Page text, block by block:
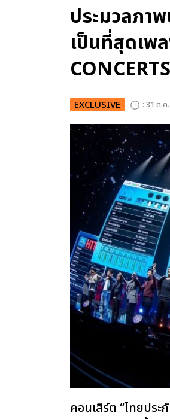
ประมวลภา
เป็นที่สุดเพ
EXCLUSIVE : 31 ต.ค
คอนเสิร์ต “ไทยประ